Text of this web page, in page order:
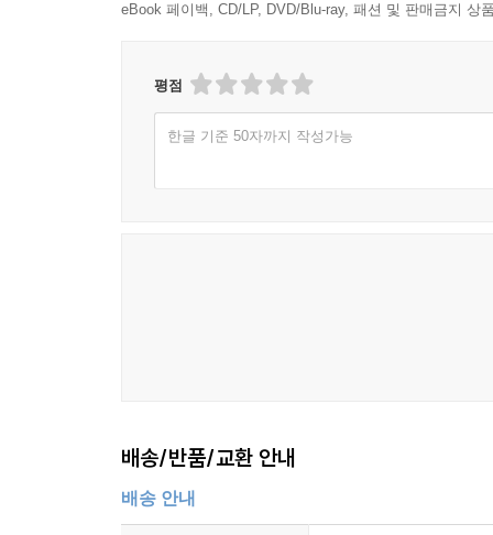
eBook 페이백, CD/LP, DVD/Blu-ray, 패션 및 판매금지 상
평점
한글 기준 50자까지 작성가능
배송/반품/교환 안내
배송 안내